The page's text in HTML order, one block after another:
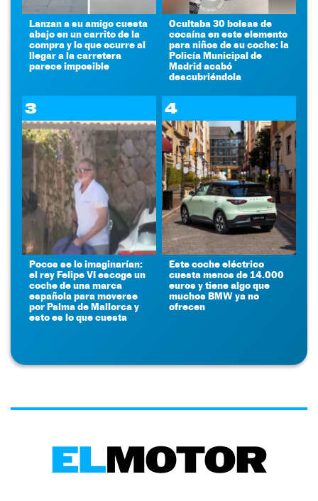
Lanzan a su amigo cuesta
abajo en un carrito de la
compra y lo que ocurre al
llegar a la carretera
parece imposible
Ocultaba 30 bolsas de
cocaína en este elemento
para niños de su coche: la
Policía Municipal de
Madrid acabó
descubriéndola
3
Pocos se lo imaginarían:
el rey Felipe VI escoge un
coche de una marca
española para moverse
por Palma de Mallorca y
esto es lo que cuesta
4
Este coche eléctrico
cuesta menos de 14.000
euros y tiene algo que
muchos BMW ya no
ofrecen